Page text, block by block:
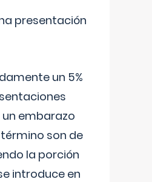
presentación
un 5%
embarazo
son de
la porción
introduce en